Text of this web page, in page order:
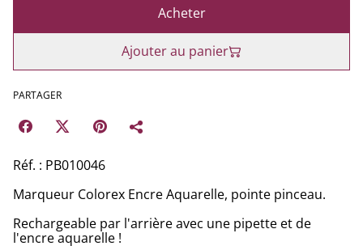
Acheter
Ajouter au panier
PARTAGER
Réf. : PB010046
Marqueur Colorex Encre Aquarelle, pointe pinceau.
Rechargeable par l'arrière avec une pipette et de
l'encre aquarelle !